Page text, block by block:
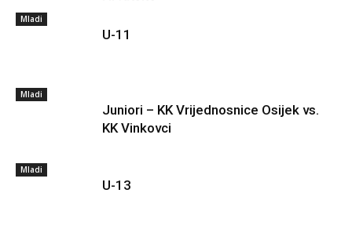
Mladi
U-11
Mladi
Juniori – KK Vrijednosnice Osijek vs.
KK Vinkovci
Mladi
U-13